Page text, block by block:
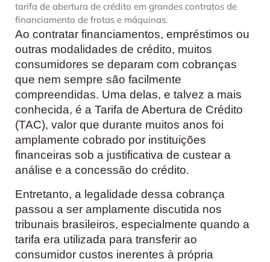
tarifa de abertura de crédito em grandes contratos de
financiamento de frotas e máquinas.
Ao contratar financiamentos, empréstimos ou
outras modalidades de crédito, muitos
consumidores se deparam com cobranças
que nem sempre são facilmente
compreendidas. Uma delas, e talvez a mais
conhecida, é a Tarifa de Abertura de Crédito
(TAC), valor que durante muitos anos foi
amplamente cobrado por instituições
financeiras sob a justificativa de custear a
análise e a concessão do crédito.
Entretanto, a legalidade dessa cobrança
passou a ser amplamente discutida nos
tribunais brasileiros, especialmente quando a
tarifa era utilizada para transferir ao
consumidor custos inerentes à própria